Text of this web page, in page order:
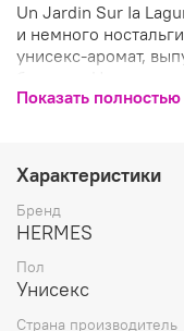
Un Jardin Sur Ia
и немного
унисекс-аромат,
словно приглашает
Созданная
ароматическая
сплетает
горьковато-
древесными
Показать полностью
Характеристики
Бренд
HERMES
Пол
Унисекс
Страна производитель